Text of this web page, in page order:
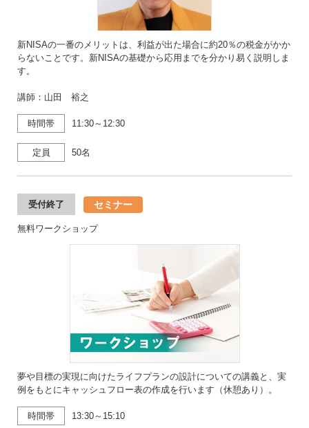
新NISAの一番のメリットは、利益が出た場合に約20％の税金がかか
らないことです。新NISAの基礎から応用までを分かり易く説明しま
す。
講師：山田 裕之
時間帯 11:30～12:30
定員 50名
受付終了 セミナー
無料ワークショップ
夢や目標の実現に向けたライフプランの設計についての講義と、実
例をもとにキャッシュフロー表の作成を行います（休憩あり）。
時間帯 13:30～15:10